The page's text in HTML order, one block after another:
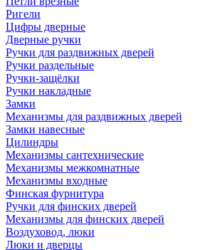
Ригели
Цифры дверные
Дверные ручки
Ручки для раздвижных дверей
Ручки раздельные
Ручки-защёлки
Ручки накладные
Замки
Механизмы для раздвижных дверей
Замки навесные
Цилиндры
Механизмы сантехнические
Механизмы межкомнатные
Механизмы входные
Финская фурнитура
Ручки для финских дверей
Механизмы для финских дверей
Воздуховод, люки
Люки и дверцы